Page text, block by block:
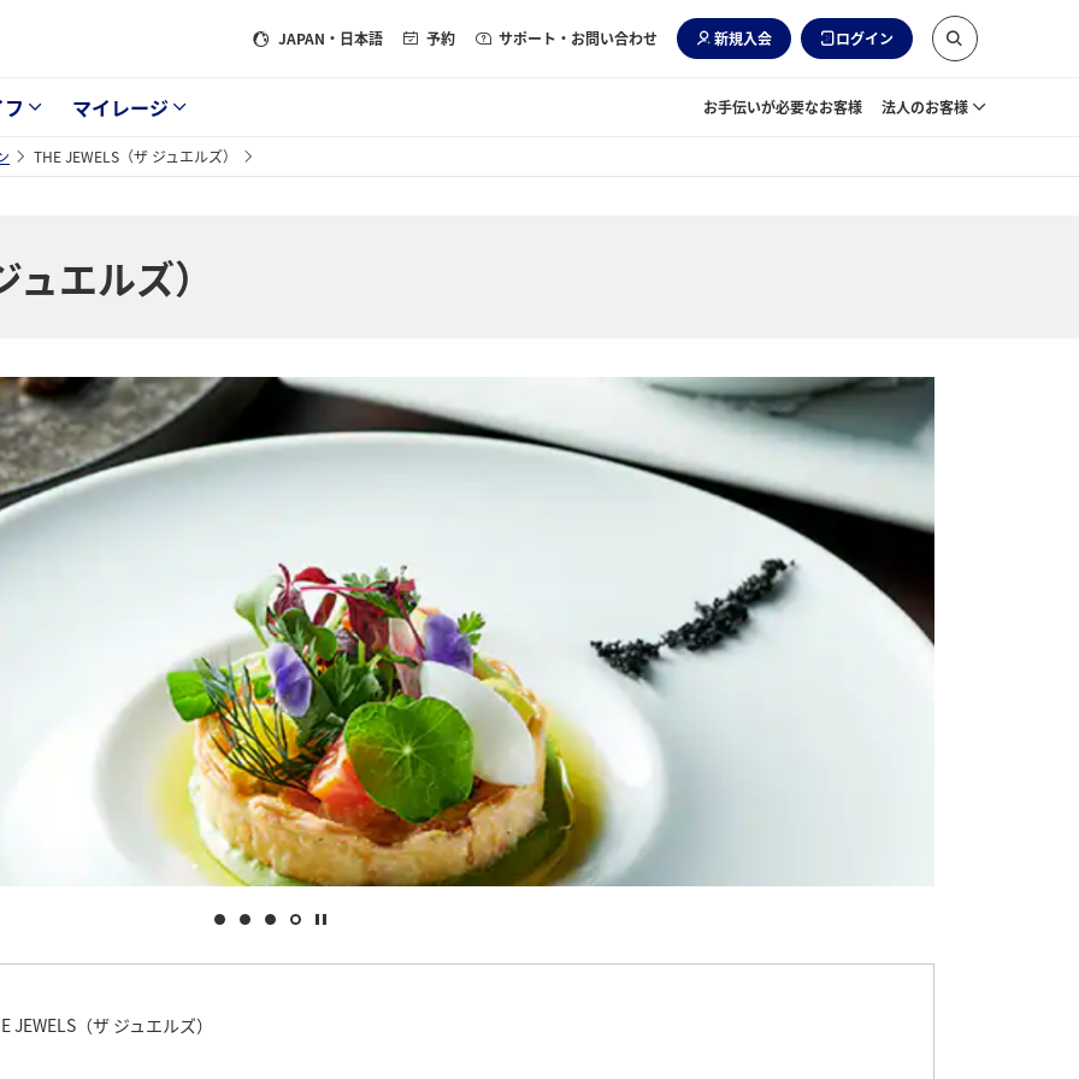
JAPAN ・日本語 予約 サポート・お問い合わせ 新規入会 ログイン
マイレージ お手伝いが必要なお客様 法人のお客様
THE JEWELS（ザ ジュエルズ）
エルズ）
JEWELS（ザ ジュエルズ）